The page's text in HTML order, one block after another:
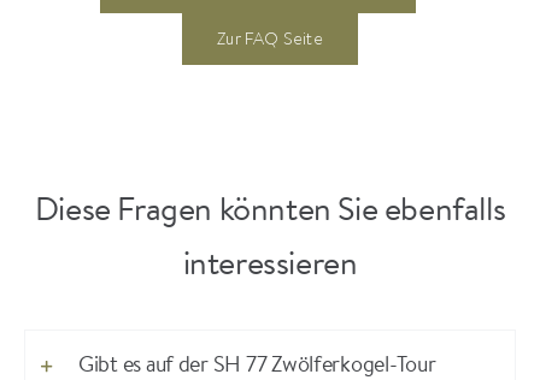
Zur FAQ Seite
Diese Fragen könnten Sie ebenfalls
interessieren
Gibt es auf der SH 77 Zwölferkogel-Tour